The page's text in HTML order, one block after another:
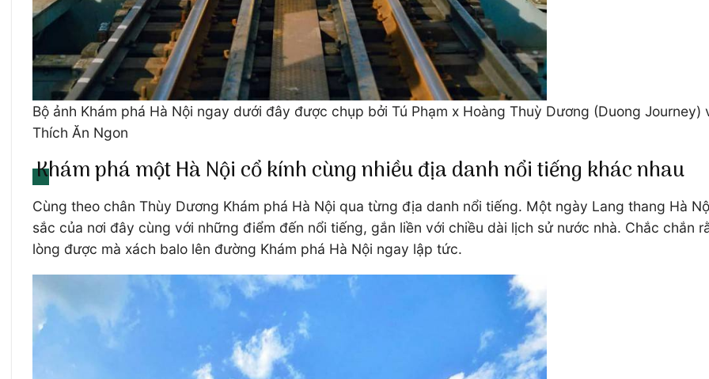
Bộ ảnh Khám phá Hà Nội ngay dưới đây được chụp bởi Tú Phạm x Hoàng Thuỳ Dương (Duong
Thích Ăn Ngon
Khám phá một Hà Nội cổ kính cùng nhiều địa danh nổi tiếng khác nhau
Cùng theo chân Thùy Dương Khám phá Hà Nội qua từng địa danh nổi tiếng. Một ngày Lang thang Hà
sắc của nơi đây cùng với những điểm đến nổi tiếng, gắn liền với chiều dài lịch sử nước nhà. Chắc chắn
lòng được mà xách balo lên đường Khám phá Hà Nội ngay lập tức.